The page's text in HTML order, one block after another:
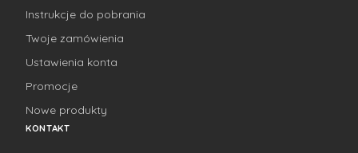
Instrukcje do pobrania
Twoje zamówienia
Ustawienia konta
Promocje
Nowe produkty
KONTAKT